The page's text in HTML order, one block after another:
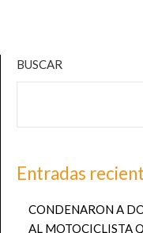
BUSCAR
Entradas
CONDENARON A
AL MOTOCICLISTA